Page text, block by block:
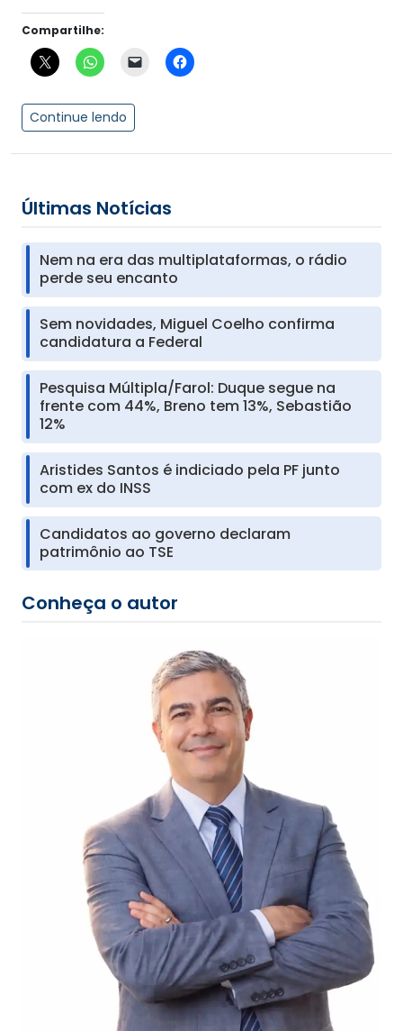
Compartilhe:
Continue lendo
Últimas Notícias
Nem na era das multiplataformas, o rádio
perde seu encanto
Sem novidades, Miguel Coelho confirma
candidatura a Federal
Pesquisa Múltipla/Farol: Duque segue na
frente com 44%, Breno tem 13%, Sebastião
12%
Aristides Santos é indiciado pela PF junto
com ex do INSS
Candidatos ao governo declaram
patrimônio ao TSE
Conheça o autor